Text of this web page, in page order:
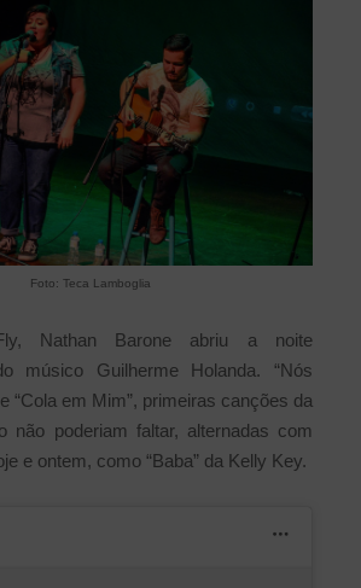
Foto: Teca Lamboglia
Nathan Barone abriu a noite
músico Guilherme Holanda. “Nós
“Cola em Mim”, primeiras canções da
não poderiam faltar, alternadas com
e ontem, como “Baba” da Kelly Key.